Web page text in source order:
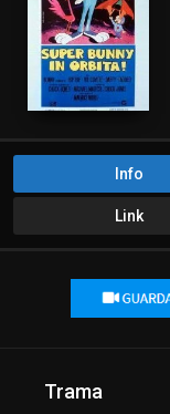
Info
Link
Trama